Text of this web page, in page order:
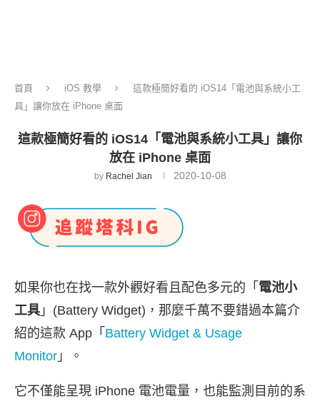
首頁 iOS 教學
這款極簡好看的 iOS14「電池與系統小工
具」讓你放在 iPhone 桌面
這款極簡好看的 iOS14「電池與系統小工具」讓你
放在 iPhone 桌面
by Rachel Jian 2020-10-08
如果你也在找一款外觀好看且配色多元的「 電池小
工具 」(Battery Widget)，那麼千萬不要錯過本篇介
紹的這款 App「 Battery Widget & Usage
Monitor 」。
它不僅能呈現 iPhone 電池電量，也能監測目前的系